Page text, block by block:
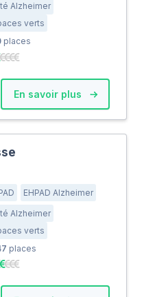
Alzheimer
verts
places
En savoir plus
EHPAD Alzheimer
Alzheimer
verts
places